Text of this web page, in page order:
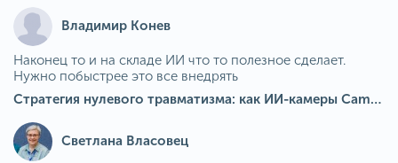
Владимир Конев
Наконец то и на складе ИИ что то полезное сделает.
Нужно побыстрее это все внедрять
Стратегия нулевого травматизма: как ИИ-камеры Camkord снижают риск наезда на пешехода при работе на погрузчике
Светлана Власовец